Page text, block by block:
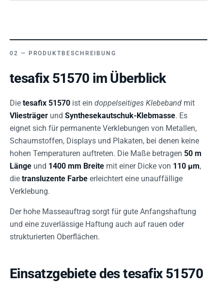
PRODUKTBESCHREIBUNG
tesafix 51570 im Überblick
Die tesafix 51570 ist ein doppelseitiges Klebeband mit
Vliesträger und Synthesekautschuk-Klebmasse. Es
eignet sich für permanente Verklebungen von Metallen,
Schaumstoffen, Displays und Plakaten, bei denen keine
hohen Temperaturen auftreten. Die Maße betragen 50 m
Länge und 1400 mm Breite mit einer Dicke von 110 µm,
die transluzente Farbe erleichtert eine unauffällige
Verklebung.
Der hohe Masseauftrag sorgt für gute Anfangshaftung
und eine zuverlässige Haftung auch auf rauen oder
strukturierten Oberflächen.
Einsatzgebiete des tesafix 51570